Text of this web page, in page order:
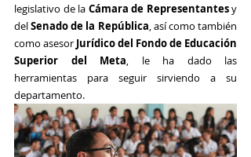
legislativo de la Cámara de Representantes y
del Senado de la República, así como también
como asesor Jurídico del Fondo de Educación
Superior del Meta, le ha dado las
herramientas para seguir sirviendo a su
departamento.